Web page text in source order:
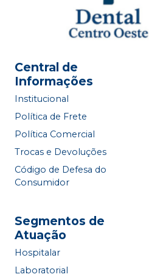
Central de
Informações
Institucional
Política de Frete
Política Comercial
Trocas e Devoluções
Código de Defesa do
Consumidor
Segmentos de
Atuação
Hospitalar
Laboratorial